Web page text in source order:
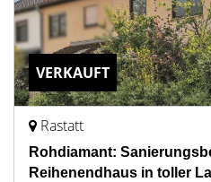
VERKAUFT
Rastatt
Rohdiamant:
Reihenendhaus in toller